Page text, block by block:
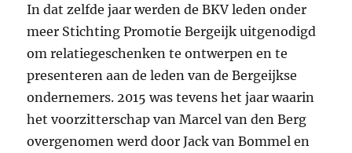
In dat zelfde jaar werden de BKV leden onder
meer Stichting Promotie Bergeijk uitgenodigd
om relatiegeschenken te ontwerpen en te
presenteren aan de leden van de Bergeijkse
ondernemers. 2015 was tevens het jaar waarin
het voorzitterschap van Marcel van den Berg
overgenomen werd door Jack van Bommel en